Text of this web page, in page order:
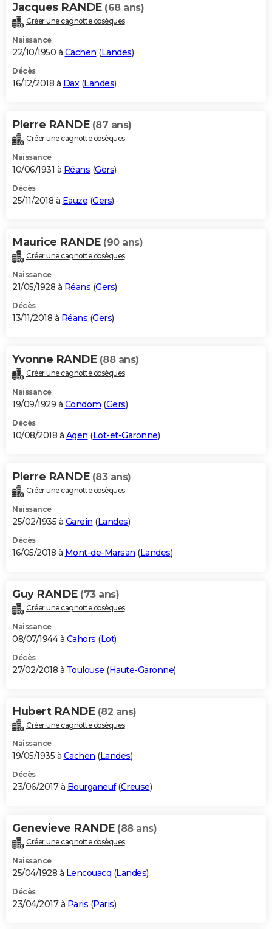
Jacques RANDE (68 ans)
Créer une cagnotte obsèques
Naissance
22/10/1950 à Cachen (Landes)
Décès
16/12/2018 à Dax(Landes)
Pierre RANDE (87 ans)
Créer une cagnotte obsèques
Naissance
10/06/1931 à Réans (Gers)
Décès
25/11/2018 à Eauze (Gers)
Maurice RANDE (90 ans)
Créer une cagnotte obsèques
Naissance
21/05/1928 à Réans (Gers)
Décès
13/11/2018 à Réans (Gers)
Yvonne RANDE (88 ans)
Créer une cagnotte obsèques
Naissance
19/09/1929 à Condom (Gers)
Décès
10/08/2018 à Agen (Lot-et-Garonne)
Pierre RANDE (83 ans)
Créer une cagnotte obsèques
Naissance
25/02/1935 à Garein (Landes)
Décès
16/05/2018 à Mont-de-Marsan (Landes)
Guy RANDE (73 ans)
Créer une cagnotte obsèques
Naissance
08/07/1944 à Cahors (Lot)
Décès
27/02/2018 à Toulouse (Haute-Garonne)
Hubert RANDE (82 ans)
Créer une cagnotte obsèques
Naissance
19/05/1935 à Cachen (Landes)
Décès
23/06/2017 à Bourganeuf(Creuse)
Genevieve RANDE (88 ans)
Créer une cagnotte obsèques
Naissance
25/04/1928 à Lencouacq (Landes)
Décès
23/04/2017 à Paris (Paris)